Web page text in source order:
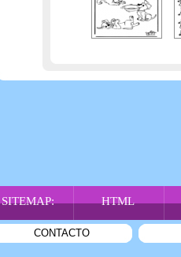
SITEMAP: HTML
CONTACTO